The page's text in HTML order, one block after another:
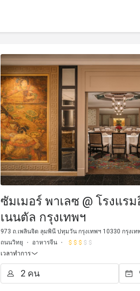
ซัมเมอร์ พาเลซ @ โรงแร
เนนตัล กรุงเทพฯ
973 ถ.เพลินจิต ลุมพินี ปทุมวัน กรุงเทพฯ 10330 กรุงเท
ถนนวิทยุ
อาหารจีน
เวลาทำการ